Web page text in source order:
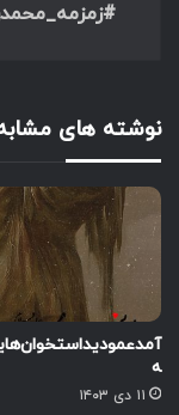
نوشته های
ه
۱۱ دی ۱۴۰۳